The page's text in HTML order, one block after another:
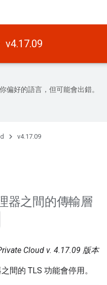
v4.17.09
偏好的語言，但可能會出錯。
v4.17.09
器之間的傳輸層
Cloud v. 4.17.09 版本
間的 TLS 功能會停用。